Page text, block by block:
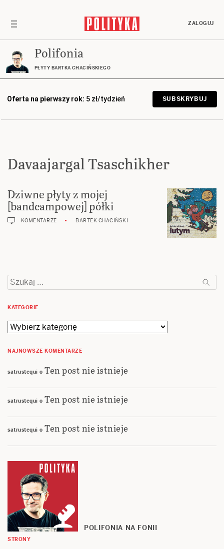
ZALOGUJ
Polifonia
PŁYTY BARTKA CHACIŃSKIEGO
Oferta na pierwszy rok: 5 zł/tydzień SUBSKRYBUJ
Davaajargal Tsaschikher
Dziwne płyty z mojej
[bandcampowej] półki
KOMENTARZE BARTEK CHACIŃSKI
Szukaj:
KATEGORIE
Kategorie
NAJNOWSZE KOMENTARZE
satrustequi o Ten post nie istnieje
satrustequi o Ten post nie istnieje
satrustequi o Ten post nie istnieje
POLIFONIA NA FONII
STRONY